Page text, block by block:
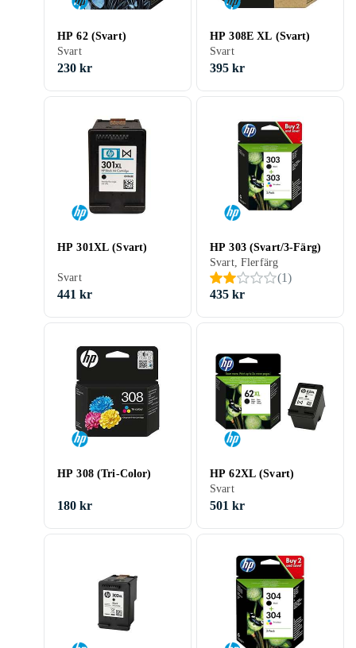
HP 62 (Svart)
Svart
230 kr
HP 308E XL (Svart)
Svart
395 kr
HP 301XL (Svart)
Svart
441 kr
HP 303 (Svart/3-Färg)
Svart, Flerfärg
(1)
435 kr
HP 308 (Tri-Color)
180 kr
HP 62XL (Svart)
Svart
501 kr